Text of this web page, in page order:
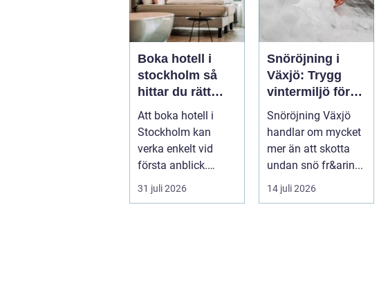
Boka hotell i
stockholm så
hittar du rätt
boende för din
vistelse
Att boka hotell i
Stockholm kan
verka enkelt vid
första anblick.
Utbudet är stort,
standarden är gen...
31 juli 2026
Snöröjning i
Växjö: Trygg
vintermiljö för
både privat och
företag
Snöröjning Växjö
handlar om mycket
mer än att skotta
undan snö fr&arin...
14 juli 2026